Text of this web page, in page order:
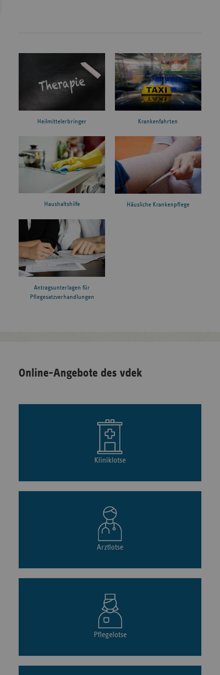
Heilmittelerbringer Krankenfahrten
Haushaltshilfe Häusliche Krankenpflege
Antragsunterlagen für
Pflegesatzverhandlungen
Online-Angebote des vdek
Kliniklotse
Arztlotse
Pflegelotse